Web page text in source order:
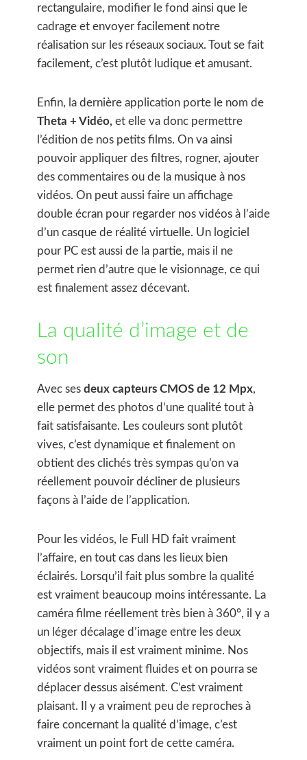
rectangulaire, modifier le fond ainsi que le
cadrage et envoyer facilement notre
réalisation sur les réseaux sociaux. Tout se fait
facilement, c’est plutôt ludique et amusant.
Enfin, la dernière application porte le nom de
Theta + Vidéo, et elle va donc permettre
l’édition de nos petits films. On va ainsi
pouvoir appliquer des filtres, rogner, ajouter
des commentaires ou de la musique à nos
vidéos. On peut aussi faire un affichage
double écran pour regarder nos vidéos à l’aide
d’un casque de réalité virtuelle. Un logiciel
pour PC est aussi de la partie, mais il ne
permet rien d’autre que le visionnage, ce qui
est finalement assez décevant.
La qualité d’image et de
son
Avec ses deux capteurs CMOS de 12 Mpx,
elle permet des photos d’une qualité tout à
fait satisfaisante. Les couleurs sont plutôt
vives, c’est dynamique et finalement on
obtient des clichés très sympas qu’on va
réellement pouvoir décliner de plusieurs
façons à l’aide de l’application.
Pour les vidéos, le Full HD fait vraiment
l’affaire, en tout cas dans les lieux bien
éclairés. Lorsqu’il fait plus sombre la qualité
est vraiment beaucoup moins intéressante. La
caméra filme réellement très bien à 360°, il y a
un léger décalage d’image entre les deux
objectifs, mais il est vraiment minime. Nos
vidéos sont vraiment fluides et on pourra se
déplacer dessus aisément. C’est vraiment
plaisant. Il y a vraiment peu de reproches à
faire concernant la qualité d’image, c’est
vraiment un point fort de cette caméra.